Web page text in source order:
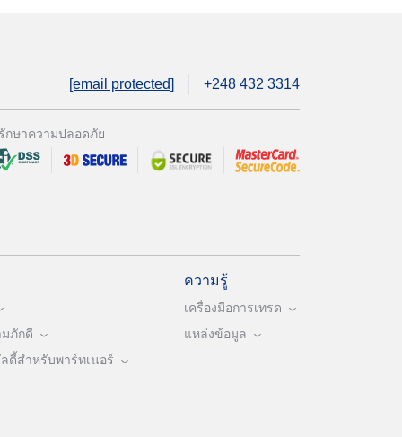
[email protected] +248 432 3314
กษาความปลอดภัย
ภักดี
ตี้สำหรับพาร์ทเนอร์
ความรู้
เครื่องมือการเทรด
แหล่งข้อมูล